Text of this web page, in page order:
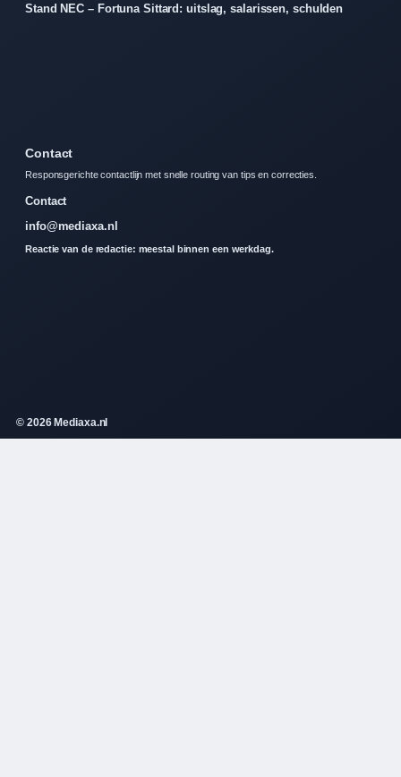
Stand NEC – Fortuna Sittard: uitslag, salarissen, schulden
Contact
Responsgerichte contactlijn met snelle routing van tips en correcties.
Contact
info@mediaxa.nl
Reactie van de redactie: meestal binnen een werkdag.
© 2026 Mediaxa.nl